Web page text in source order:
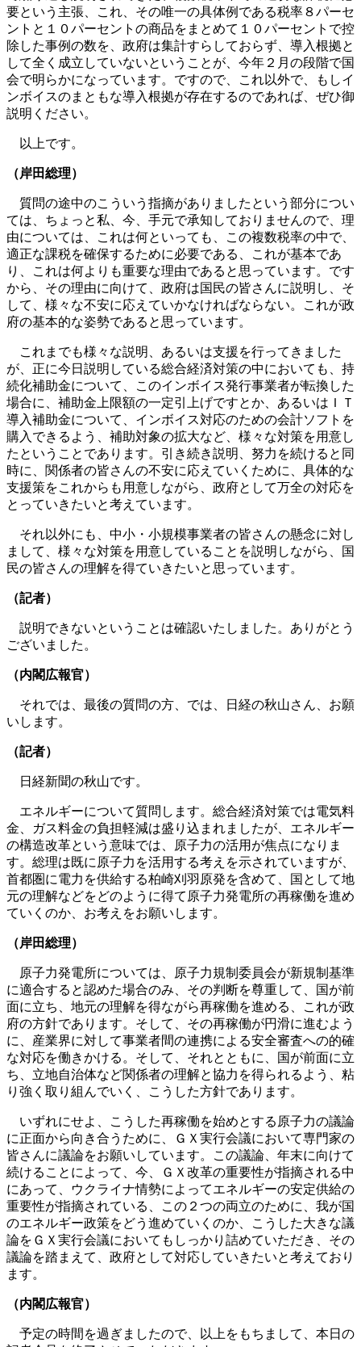
要という主張、これ、その唯一の具体例である税率８パーセ
ントと１０パーセントの商品をまとめて１０パーセントで控
除した事例の数を、政府は集計すらしておらず、導入根拠と
して全く成立していないということが、今年２月の段階で国
会で明らかになっています。ですので、これ以外で、もしイ
ンボイスのまともな導入根拠が存在するのであれば、ぜひ御
説明ください。
以上です。
（岸田総理）
質問の途中のこういう指摘がありましたという部分につい
ては、ちょっと私、今、手元で承知しておりませんので、理
由については、これは何といっても、この複数税率の中で、
適正な課税を確保するために必要である、これが基本であ
り、これは何よりも重要な理由であると思っています。です
から、その理由に向けて、政府は国民の皆さんに説明し、そ
して、様々な不安に応えていかなければならない。これが政
府の基本的な姿勢であると思っています。
これまでも様々な説明、あるいは支援を行ってきました
が、正に今日説明している総合経済対策の中においても、持
続化補助金について、このインボイス発行事業者が転換した
場合に、補助金上限額の一定引上げですとか、あるいはＩＴ
導入補助金について、インボイス対応のための会計ソフトを
購入できるよう、補助対象の拡大など、様々な対策を用意し
たということであります。引き続き説明、努力を続けると同
時に、関係者の皆さんの不安に応えていくために、具体的な
支援策をこれからも用意しながら、政府として万全の対応を
とっていきたいと考えています。
それ以外にも、中小・小規模事業者の皆さんの懸念に対し
まして、様々な対策を用意していることを説明しながら、国
民の皆さんの理解を得ていきたいと思っています。
（記者）
説明できないということは確認いたしました。ありがとう
ございました。
（内閣広報官）
それでは、最後の質問の方、では、日経の秋山さん、お願
いします。
（記者）
日経新聞の秋山です。
エネルギーについて質問します。総合経済対策では電気料
金、ガス料金の負担軽減は盛り込まれましたが、エネルギー
の構造改革という意味では、原子力の活用が焦点になりま
す。総理は既に原子力を活用する考えを示されていますが、
首都圏に電力を供給する柏崎刈羽原発を含めて、国として地
元の理解などをどのように得て原子力発電所の再稼働を進め
ていくのか、お考えをお願いします。
（岸田総理）
原子力発電所については、原子力規制委員会が新規制基準
に適合すると認めた場合のみ、その判断を尊重して、国が前
面に立ち、地元の理解を得ながら再稼働を進める、これが政
府の方針であります。そして、その再稼働が円滑に進むよう
に、産業界に対して事業者間の連携による安全審査への的確
な対応を働きかける。そして、それとともに、国が前面に立
ち、立地自治体など関係者の理解と協力を得られるよう、粘
り強く取り組んでいく、こうした方針であります。
いずれにせよ、こうした再稼働を始めとする原子力の議論
に正面から向き合うために、ＧＸ実行会議において専門家の
皆さんに議論をお願いしています。この議論、年末に向けて
続けることによって、今、ＧＸ改革の重要性が指摘される中
にあって、ウクライナ情勢によってエネルギーの安定供給の
重要性が指摘されている、この２つの両立のために、我が国
のエネルギー政策をどう進めていくのか、こうした大きな議
論をＧＸ実行会議においてもしっかり詰めていただき、その
議論を踏まえて、政府として対応していきたいと考えており
ます。
（内閣広報官）
予定の時間を過ぎましたので、以上をもちまして、本日の